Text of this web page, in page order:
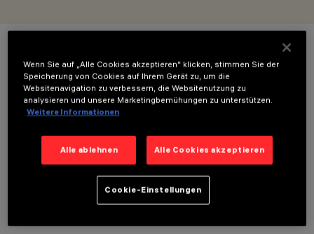
FARBE
TECHNISCHE DATEN
Wenn Sie auf „Alle Cookies akzeptieren“ klicken, stimmen Sie der
Speicherung von Cookies auf Ihrem Gerät zu, um die
Websitenavigation zu verbessern, die Websitenutzung zu
analysieren und unsere Marketingbemühungen zu unterstützen.
Weitere Informationen
Alle ablehnen Alle Cookies akzeptieren
Cookie-Einstellungen